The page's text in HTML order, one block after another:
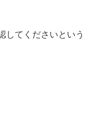
してくださいという